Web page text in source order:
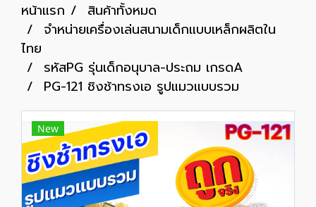
หน้าแรก
สินค้าทั้งหมด
จำหน่ายเครื่องเล่นสนามเด็กแบบเหล็กผลิตใน
ไทย
รหัสPG รุ่นเด็กอนุบาล-ประถม เกรดA
PG-121 ชิงช้าทรงเอ รูปแมวแบบรวม
New